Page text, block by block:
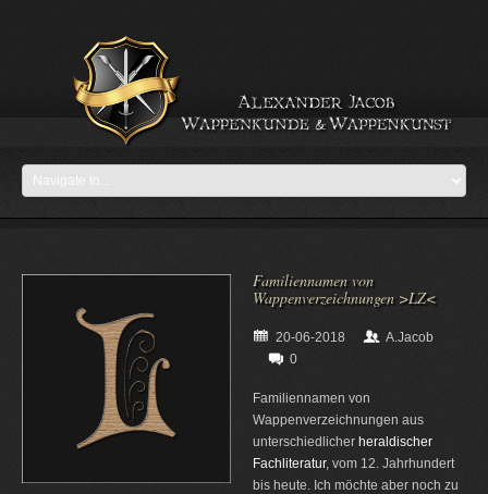
Familiennamen von
Wappenverzeichnungen >LZ<
20-06-2018
A.Jacob
0
Familiennamen von
Wappenverzeichnungen aus
unterschiedlicher heraldischer
Fachliteratur, vom 12. Jahrhundert
bis heute. Ich möchte aber noch zu